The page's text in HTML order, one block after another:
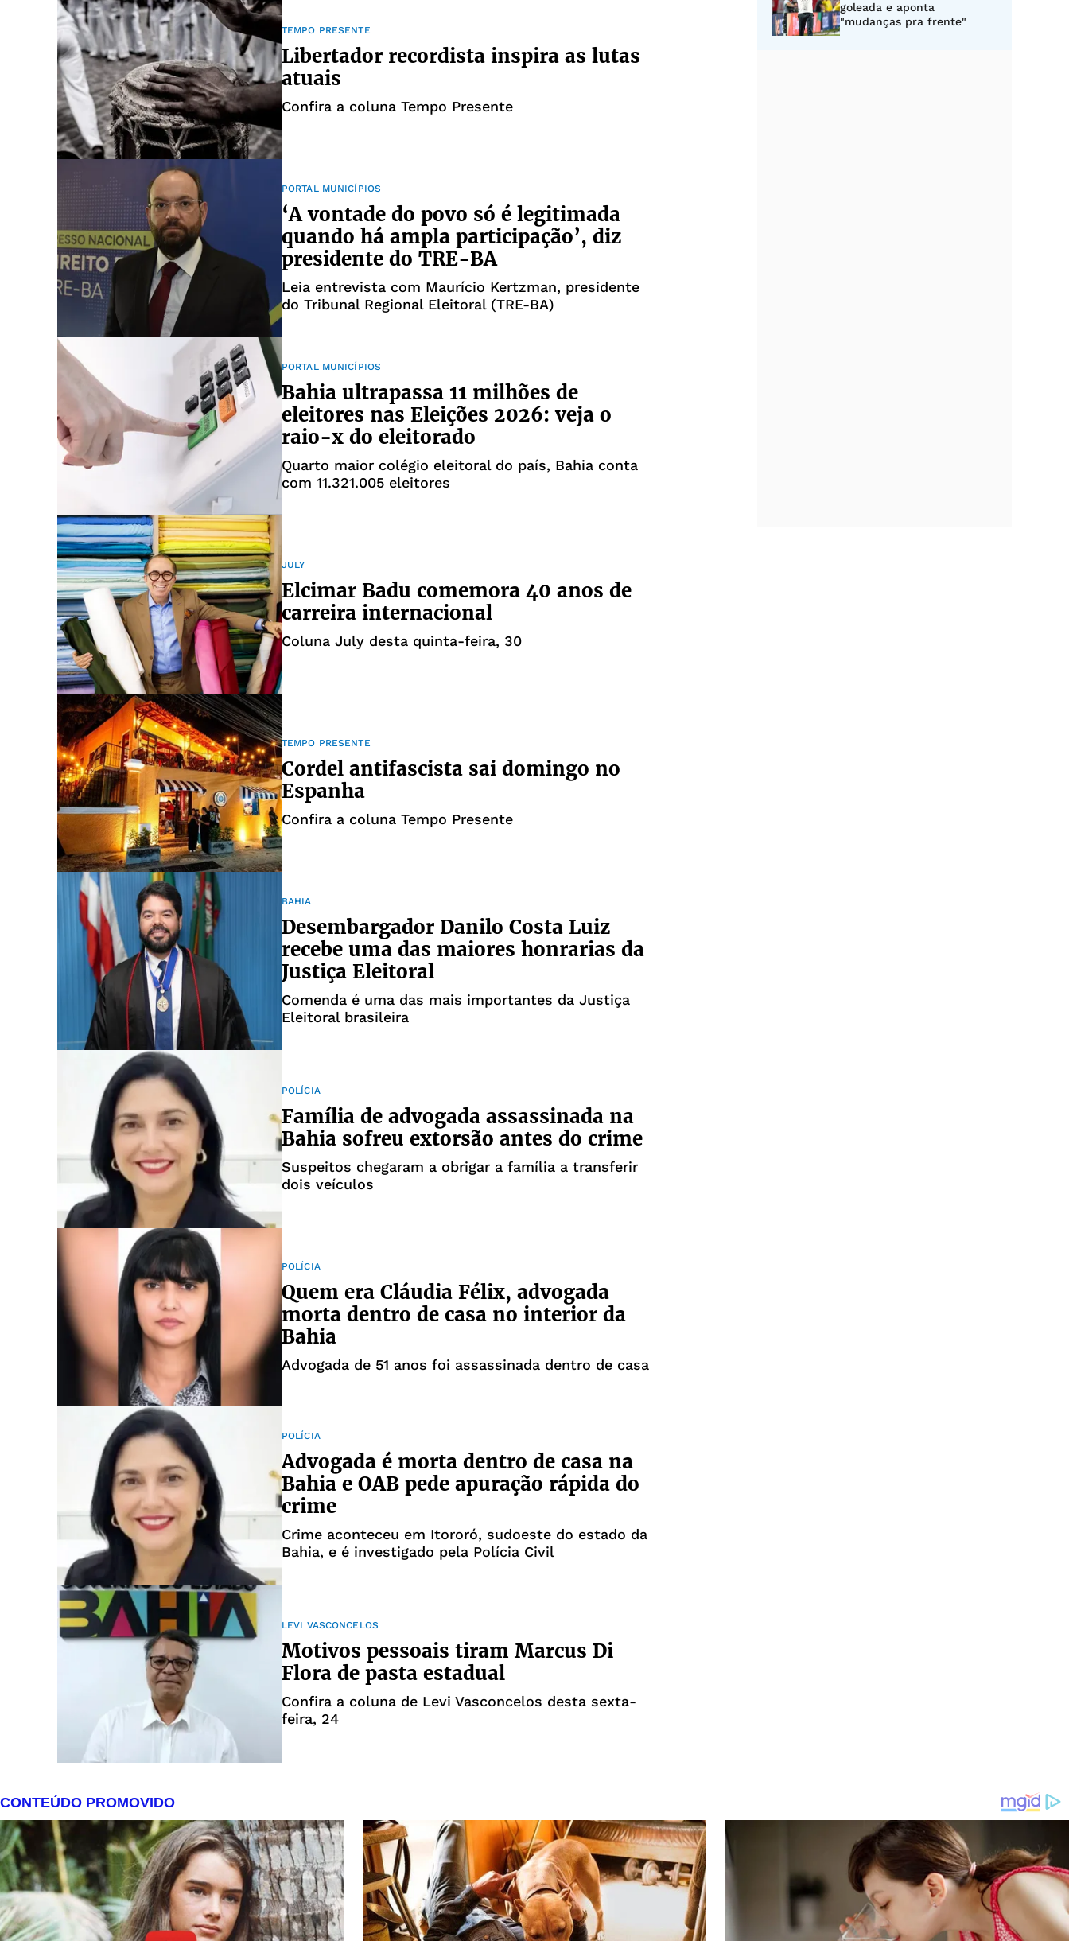
TEMPO PRESENTE
Libertador recordista inspira as lutas
atuais
Confira a coluna Tempo Presente
PORTAL MUNICÍPIOS
‘A vontade do povo só é legitimada
quando há ampla participação’, diz
presidente do TRE-BA
Leia entrevista com Maurício Kertzman, presidente
do Tribunal Regional Eleitoral (TRE-BA)
PORTAL MUNICÍPIOS
Bahia ultrapassa 11 milhões de
eleitores nas Eleições 2026: veja o
raio-x do eleitorado
Quarto maior colégio eleitoral do país, Bahia conta
com 11.321.005 eleitores
JULY
Elcimar Badu comemora 40 anos de
carreira internacional
Coluna July desta quinta-feira, 30
TEMPO PRESENTE
Cordel antifascista sai domingo no
Espanha
Confira a coluna Tempo Presente
BAHIA
Desembargador Danilo Costa Luiz
recebe uma das maiores honrarias da
Justiça Eleitoral
Comenda é uma das mais importantes da Justiça
Eleitoral brasileira
POLÍCIA
Família de advogada assassinada na
Bahia sofreu extorsão antes do crime
Suspeitos chegaram a obrigar a família a transferir
dois veículos
POLÍCIA
Quem era Cláudia Félix, advogada
morta dentro de casa no interior da
Bahia
Advogada de 51 anos foi assassinada dentro de casa
POLÍCIA
Advogada é morta dentro de casa na
Bahia e OAB pede apuração rápida do
crime
Crime aconteceu em Itororó, sudoeste do estado da
Bahia, e é investigado pela Polícia Civil
LEVI VASCONCELOS
Motivos pessoais tiram Marcus Di
Flora de pasta estadual
Confira a coluna de Levi Vasconcelos desta sexta-
feira, 24
goleada e aponta
"mudanças pra frente"